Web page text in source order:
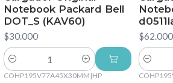
Notebook Packard Bell
DOT_S (KAV60)
$30.000
Cantidad
$62.000
Cantidad
COHP195V77A45X30MM |HP